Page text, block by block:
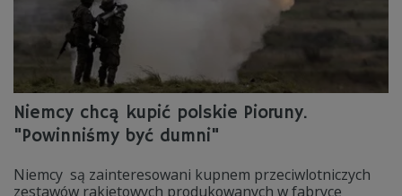
Niemcy chcą kupić polskie Pioruny.
"Powinniśmy być dumni"
Niemcy są zainteresowani kupnem przeciwlotniczych
zestawów rakietowych produkowanych w fabryce